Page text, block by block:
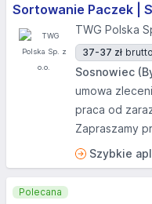
Sortowanie Paczek |
TWG Polska
37-37 zł
Sosnowiec
umowa
praca od
Zapraszamy
Szybkie
Polecana